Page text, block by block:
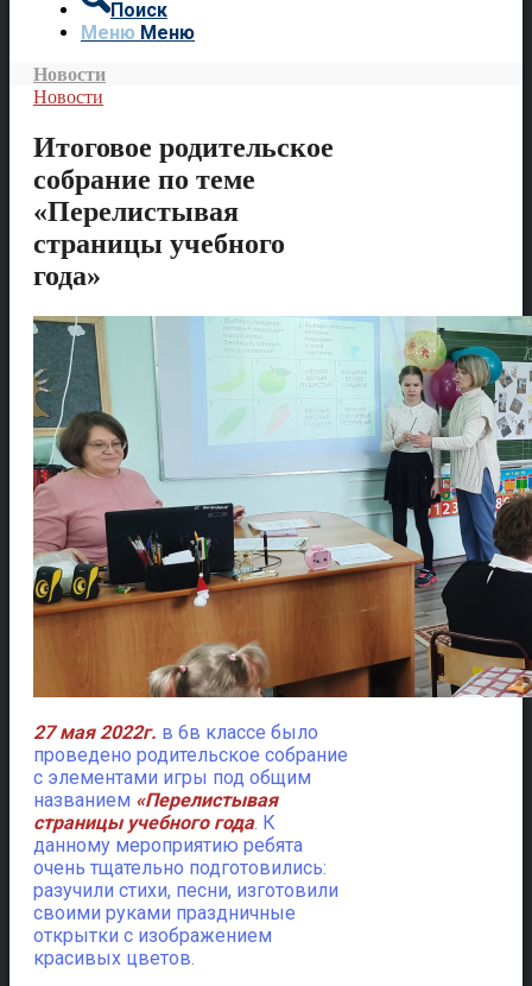
Поиск
Меню Меню
Новости
Новости
Итоговое родительское
собрание по теме
«Перелистывая
страницы учебного
года»
27 мая 2022г. в 6в классе было
проведено родительское собрание
с элементами игры под общим
названием «Перелистывая
страницы учебного года. К
данному мероприятию ребята
очень тщательно подготовились:
разучили стихи, песни, изготовили
своими руками праздничные
открытки с изображением
красивых цветов.